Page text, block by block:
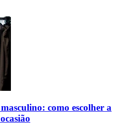
como escolher a